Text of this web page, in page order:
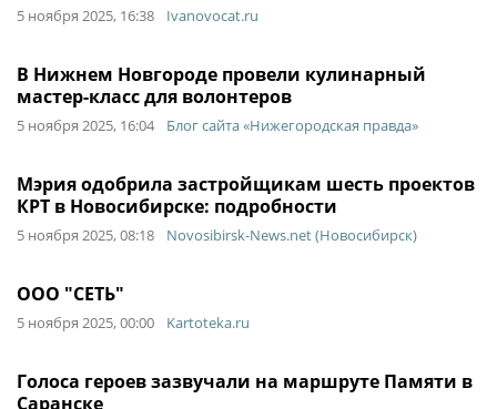
5 ноября 2025, 16:38 Ivanovocat.ru
В Нижнем Новгороде провели кулинарный
мастер-класс для волонтеров
5 ноября 2025, 16:04 Блог сайта «Нижегородская правда»
Мэрия одобрила застройщикам шесть проектов
КРТ в Новосибирске: подробности
5 ноября 2025, 08:18 Novosibirsk-News.net (Новосибирск)
ООО "СЕТЬ"
5 ноября 2025, 00:00 Kartoteka.ru
Голоса героев зазвучали на маршруте Памяти в
Саранске